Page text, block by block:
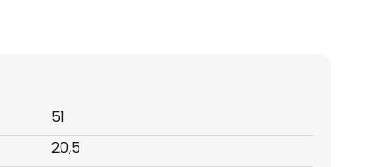
51
20,5